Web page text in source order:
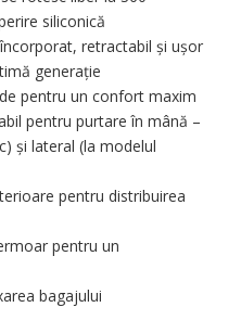
siliconică
retractabil și ușor
generație
pentru un confort maxim
pentru purtare în mână –
și lateral (la modelul
pentru distribuirea
pentru un
bagajului